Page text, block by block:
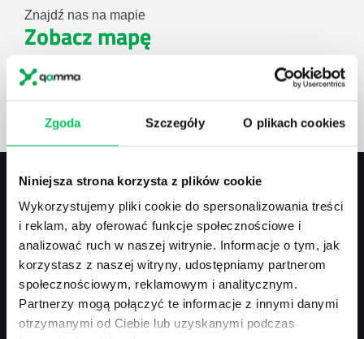
Zgoda Szczegóły O plikach cookies
Niniejsza strona korzysta z plików cookie
Wykorzystujemy pliki cookie do spersonalizowania treści
i reklam, aby oferować funkcje społecznościowe i
analizować ruch w naszej witrynie. Informacje o tym, jak
korzystasz z naszej witryny, udostępniamy partnerom
społecznościowym, reklamowym i analitycznym.
Partnerzy mogą połączyć te informacje z innymi danymi
otrzymanymi od Ciebie lub uzyskanymi podczas
Znajdź nas na mapie
Zobacz mapę
ZAPYTAJ O NASZE ROZWIĄZANIA
Kontakt
tel.: 505 273 550